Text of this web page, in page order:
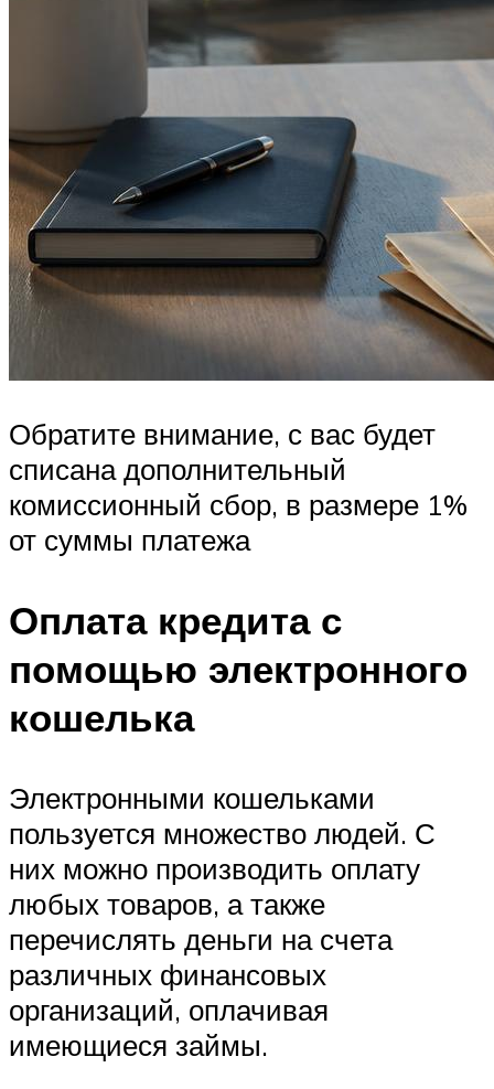
Обратите внимание, с вас будет
списана дополнительный
комиссионный сбор, в размере 1%
от суммы платежа
Оплата кредита с
помощью электронного
кошелька
Электронными кошельками
пользуется множество людей. С
них можно производить оплату
любых товаров, а также
перечислять деньги на счета
различных финансовых
организаций, оплачивая
имеющиеся займы.